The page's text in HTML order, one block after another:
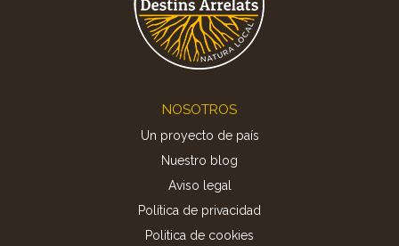
NOSOTROS
Un proyecto de país
Nuestro blog
Aviso legal
Política de privacidad
Politica de cookies